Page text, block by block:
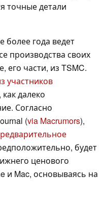
точные детали
более года ведет
производства своих
его части, из TSMC.
участников
далеко
Согласно
(via Macrumors),
будет
ценового
и Mac, основываясь на